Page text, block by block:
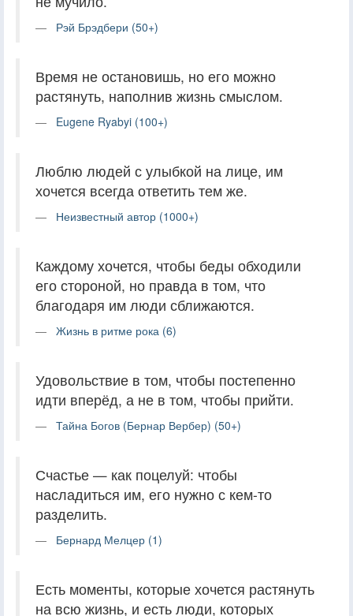
Рэй Брэдбери (50+)
Время не остановишь, но его можно
растянуть, наполнив жизнь смыслом.
Eugene Ryabyi (100+)
Люблю людей с улыбкой на лице, им
хочется всегда ответить тем же.
Неизвестный автор (1000+)
Каждому хочется, чтобы беды обходили
его стороной, но правда в том, что
благодаря им люди сближаются.
Жизнь в ритме рока (6)
Удовольствие в том, чтобы постепенно
идти вперёд, а не в том, чтобы прийти.
Тайна Богов (Бернар Вербер) (50+)
Счастье — как поцелуй: чтобы
насладиться им, его нужно с кем-то
разделить.
Бернард Мелцер (1)
Есть моменты, которые хочется растянуть
на всю жизнь, и есть люди, которых